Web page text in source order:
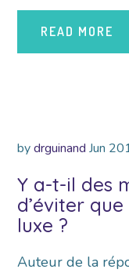
READ MORE
by drguinand Jun
Y a-t-il des
d’éviter
luxe ?
Auteur de la